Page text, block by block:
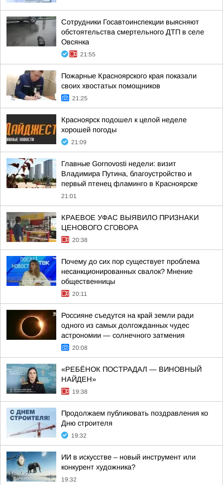
Сотрудники Госавтоинспекции выясняют
обстоятельства смертельного ДТП в селе
Овсянка
21:55
Пожарные Красноярского края показали
своих хвостатых помощников
21:25
Красноярск подошел к целой неделе
хорошей погоды
21:09
Главные Gornovosti недели: визит
Владимира Путина, благоустройство и
первый птенец фламинго в Красноярске
21:01
КРАЕВОЕ УФАС ВЫЯВИЛО ПРИЗНАКИ
ЦЕНОВОГО СГОВОРА
20:38
Почему до сих пор существует проблема
несанкционированных свалок? Мнение
общественницы
20:11
Россияне съедутся на край земли ради
одного из самых долгожданных чудес
астрономии — солнечного затмения
20:08
«РЕБЁНОК ПОСТРАДАЛ — ВИНОВНЫЙ
НАЙДЕН»
19:38
Продолжаем публиковать поздравления ко
Дню строителя
19:32
ИИ в искусстве – новый инструмент или
конкурент художника?
19:32